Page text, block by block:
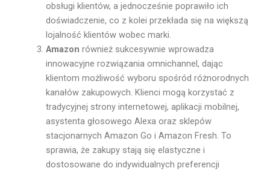
obsługi klientów, a jednocześnie poprawiło ich
doświadczenie, co z kolei przekłada się na większą
lojalność klientów wobec marki.
Amazon również sukcesywnie wprowadza
innowacyjne rozwiązania omnichannel, dając
klientom możliwość wyboru spośród różnorodnych
kanałów zakupowych. Klienci mogą korzystać z
tradycyjnej strony internetowej, aplikacji mobilnej,
asystenta głosowego Alexa oraz sklepów
stacjonarnych Amazon Go i Amazon Fresh. To
sprawia, że zakupy stają się elastyczne i
dostosowane do indywidualnych preferencji